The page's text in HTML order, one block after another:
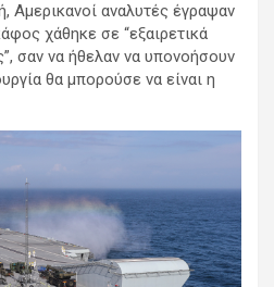
Αμερικανοί αναλυτές έγραψαν
χάθηκε σε “εξαιρετικά
σαν να ήθελαν να υπονοήσουν
θα μπορούσε να είναι η